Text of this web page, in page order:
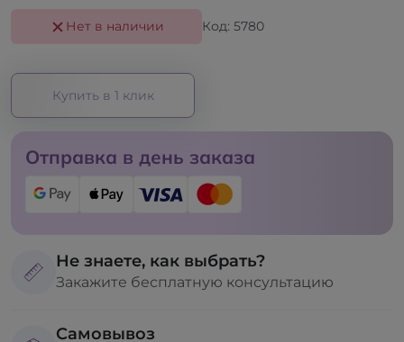
Нет в наличии Код: 5780
Купить в 1 клик
Отправка в день заказа
Не знаете, как выбрать?
Закажите бесплатную консультацию
Самовывоз